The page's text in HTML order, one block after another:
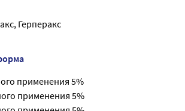
Герперакс
применения 5%
применения 5%